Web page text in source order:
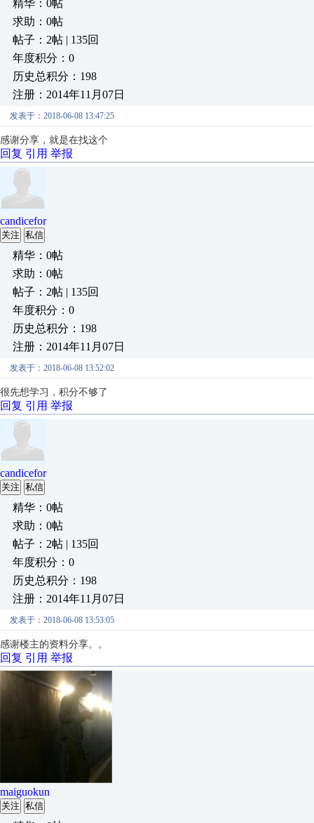
精华：0帖
求助：0帖
帖子：2帖 | 135回
年度积分：0
历史总积分：198
注册：2014年11月07日
发表于：2018-06-08 13:47:25
感谢分享，就是在找这个
回复 引用 举报
candicefor
关注 私信
精华：0帖
求助：0帖
帖子：2帖 | 135回
年度积分：0
历史总积分：198
注册：2014年11月07日
发表于：2018-06-08 13:52:02
很先想学习，积分不够了
回复 引用 举报
candicefor
关注 私信
精华：0帖
求助：0帖
帖子：2帖 | 135回
年度积分：0
历史总积分：198
注册：2014年11月07日
发表于：2018-06-08 13:53:05
感谢楼主的资料分享。。
回复 引用 举报
maiguokun
关注 私信